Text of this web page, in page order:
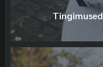
Tingimused